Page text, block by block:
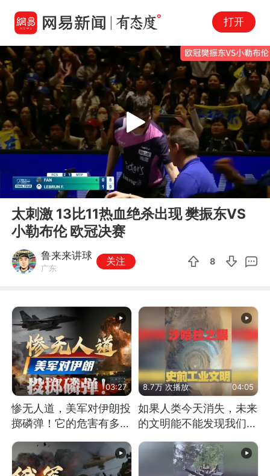
打开
00:00 05:18
Play
太刺激 13比11热血绝杀出现 樊振东VS
小勒布伦 欧冠决赛
鲁来来讲球
广东
关注 8
03:27
惨无人道，美军对伊朗投
掷磷弹！它的危害有多
大？
8.7万 次播放 04:05
如果人类今天消失，未来
的文明能不能发现我们存
在过？